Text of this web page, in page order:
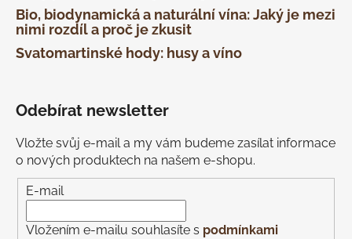
Bio, biodynamická a naturální vína: Jaký je mezi
nimi rozdíl a proč je zkusit
Svatomartinské hody: husy a víno
Odebírat newsletter
Vložte svůj e-mail a my vám budeme zasílat informace
o nových produktech na našem e-shopu.
E-mail
Vložením e-mailu souhlasíte s podmínkami